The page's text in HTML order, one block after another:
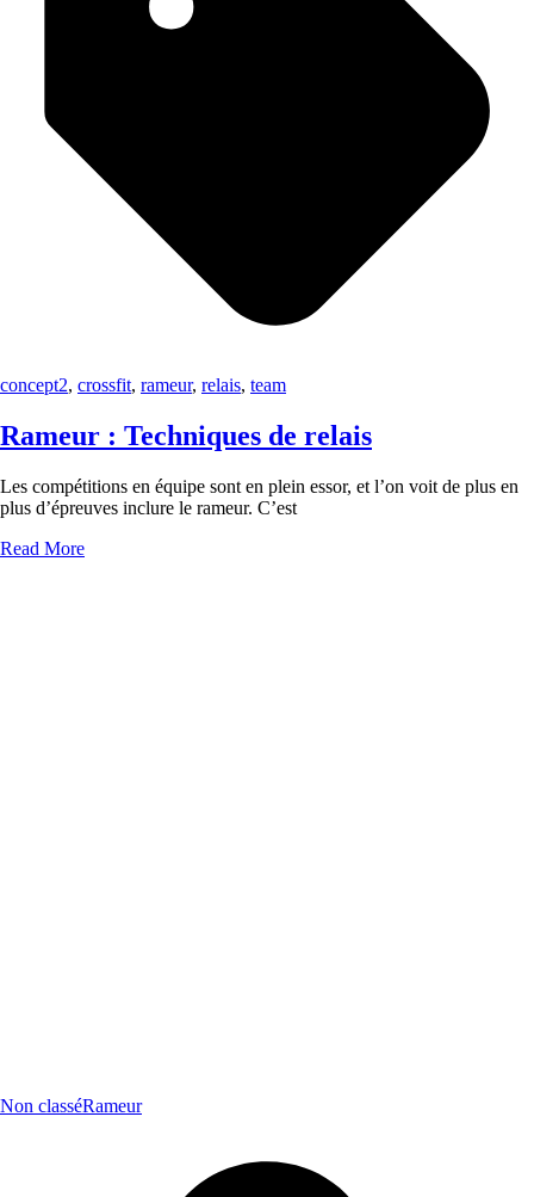
concept2, crossfit, rameur, relais, team
Rameur : Techniques de relais
Les compétitions en équipe sont en plein essor, et l’on voit de plus en
plus d’épreuves inclure le rameur. C’est
Read More
Non classéRameur